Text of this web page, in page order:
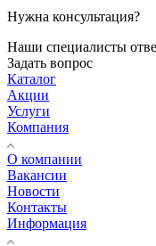
Нужна консультация?
Наши специалисты
Задать вопрос
Каталог
Акции
Услуги
Компания
О компании
Вакансии
Новости
Контакты
Информация